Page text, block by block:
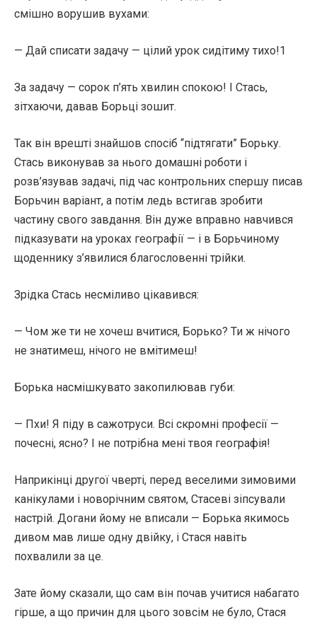
смішно ворушив вухами:
— Дай списати задачу — цілий урок сидітиму тихо!1
За задачу — сорок п’ять хвилин спокою! І Стась,
зітхаючи, давав Борьці зошит.
Так він врешті знайшов спосіб “підтягати” Борьку.
Стась виконував за нього домашні роботи і
розв’язував задачі, під час контрольних спершу писав
Борьчин варіант, а потім ледь встигав зробити
частину свого завдання. Він дуже вправно навчився
підказувати на уроках географії — і в Борьчиному
щоденнику з’явилися благословенні трійки.
Зрідка Стась несміливо цікавився:
— Чом же ти не хочеш вчитися, Борько? Ти ж нічого
не знатимеш, нічого не вмітимеш!
Борька насмішкувато закопилював губи:
— Пхи! Я піду в сажотруси. Всі скромні професії —
почесні, ясно? І не потрібна мені твоя географія!
Наприкінці другої чверті, перед веселими зимовими
канікулами і новорічним святом, Стасеві зіпсували
настрій. Догани йому не вписали — Борька якимось
дивом мав лише одну двійку, і Стася навіть
похвалили за це.
Зате йому сказали, що сам він почав учитися набагато
гірше, а що причин для цього зовсім не було, Стася